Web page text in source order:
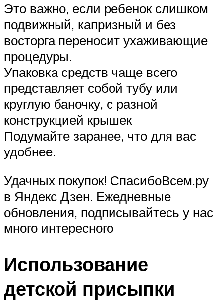
Это важно, если ребенок слишком
подвижный, капризный и без
восторга переносит ухаживающие
процедуры.
Упаковка средств чаще всего
представляет собой тубу или
круглую баночку, с разной
конструкцией крышек
Подумайте заранее, что для вас
удобнее.
Удачных покупок! СпасибоВсем.ру
в Яндекс Дзен. Ежедневные
обновления, подписывайтесь у нас
много интересного
Использование
детской присыпки